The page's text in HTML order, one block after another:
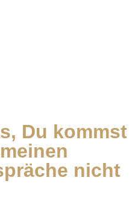
Du kommst
nicht